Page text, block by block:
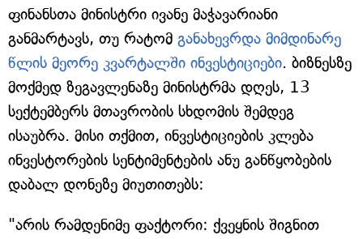
ფინანსთა მინისტრი ივანე მაჭავარიანი
განმარტავს, თუ რატომ განახევრდა მიმდინარე
წლის მეორე კვარტალში ინვესტიციები. ბიზნესზე
მოქმედ ზეგავლენაზე მინისტრმა დღეს, 13
სექტემბერს მთავრობის სხდომის შემდეგ
ისაუბრა. მისი თქმით, ინვესტიციების კლება
ინვესტორების სენტიმენტების ანუ განწყობების
დაბალ დონეზე მიუთითებს:
"არის რამდენიმე ფაქტორი: ქვეყნის შიგნით